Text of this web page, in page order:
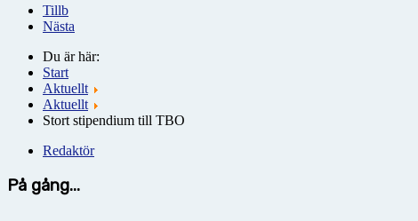
Tillb
Nästa
Du är här:
Start
Aktuellt
Aktuellt
Stort stipendium till TBO
Redaktör
På gång...